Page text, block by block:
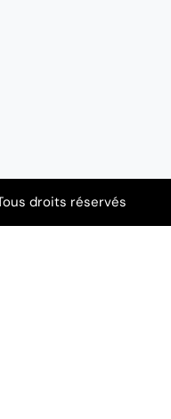
droits réservés